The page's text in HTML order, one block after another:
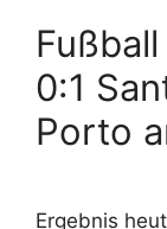
0:1
Porto
Ergebnis